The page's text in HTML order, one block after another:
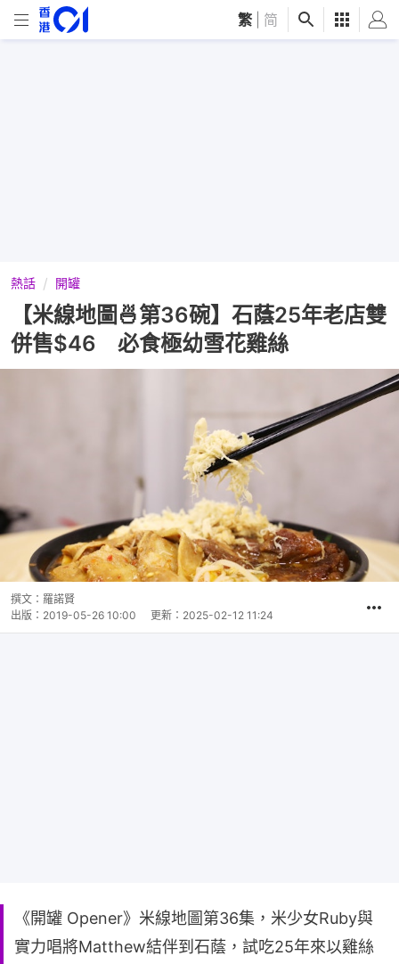
繁 简
熱話 開罐
【米線地圖🍜第36碗】石蔭25年老店雙
併售$46 必食極幼雪花雞絲
撰文： 羅諾賢
出版： 2019-05-26 10:00 更新： 2025-02-12 11:24
《開罐 Opener》米線地圖第36集，米少女Ruby與
實力唱將Matthew結伴到石蔭，試吃25年來以雞絲